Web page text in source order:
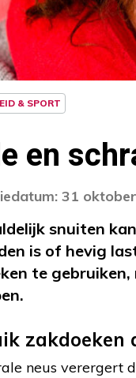
& SPORT
en
31
snuiten
is of hevig
te
zakdoeken
neus verergert